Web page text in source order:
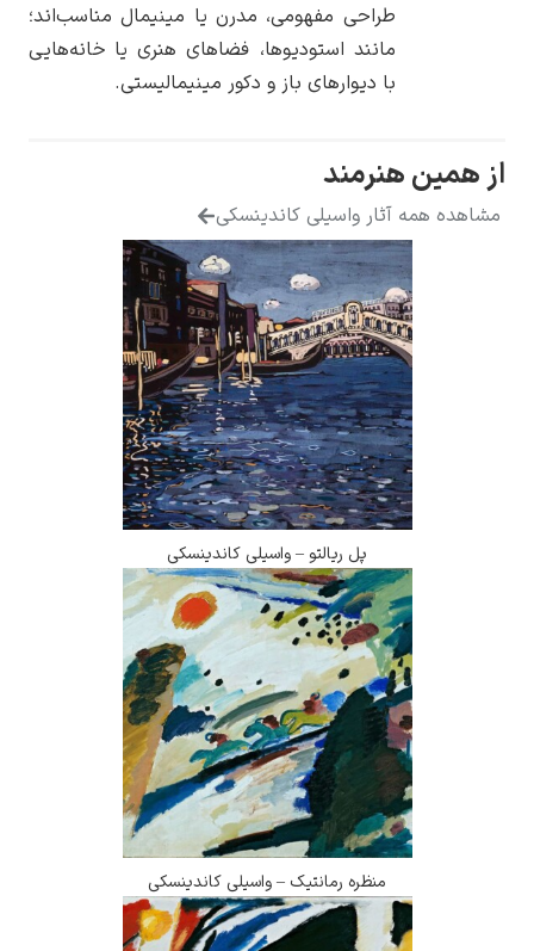
یوهانس فرمیر
پرفروش‌ترین
تابلوها
طراحی مفهومی، مدرن یا مینیمال مناسب‌اند؛
مانند استودیوها، فضاهای هنری یا خانه‌هایی
با دیوارهای باز و دکور مینیمالیستی.
از همین هنرمند
مشاهده همه آثار واسیلی کاندینسکی
پل ریالتو – واسیلی کاندینسکی
منظره رمانتیک – واسیلی کاندینسکی